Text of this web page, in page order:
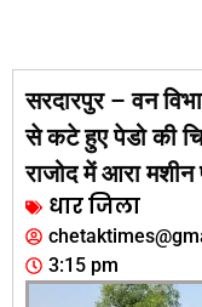
सरदारपुर – वन
से कटे हुए पेडो की
राजोद में आरा
धार जिला
3:15 pm